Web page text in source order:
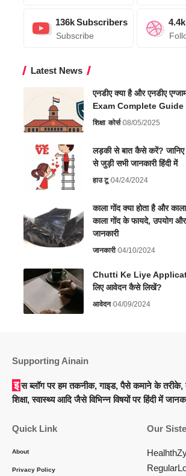
136kSubscribers
Subscribe
4.4k
Latest News
एनडीए क्या है और एनडीए
Exam Complete
शिक्षा कोर्स 08/05/2025
लड़की से बात कैसे करें?
से जुड़ी सभी जानकारी हिंदी में
हाउ टू 04/24/2024
काला गोंद क्या होता है और
काला गोंद के फायदे, उपयोग
जानकारी
जानकारी 04/10/2024
Chutti Ke Liye
लिए आवेदन कैसे लिखें?
आवेदन 04/09/2024
Supporting Ainain
इस ब्लॉग पर हम तकनीक, गाइड, पैसे कमाने के तरीके, कैसे बनें, तकनीक,
शिक्षा, स्वास्थ्य आदि जैसे विभिन्न विषयों पर हिंदी में
Quick Link
About
Privacy Policy
Our